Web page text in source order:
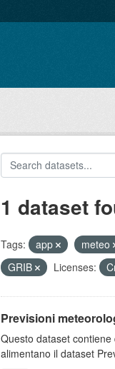
1 dataset
Tags: app meteo
GRIB
Licenses:
Previsioni
Questo dataset
alimentano il dataset